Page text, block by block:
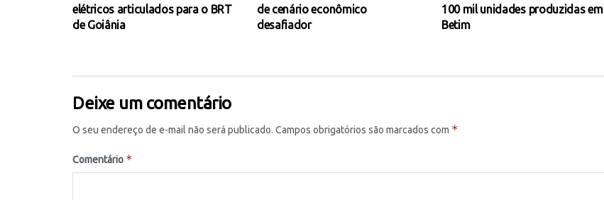
elétricos articulados para o BRT
de Goiânia
de cenário econômico
desafiador
100 mil unidades produzidas em
Betim
Deixe um comentário
O seu endereço de e-mail não será publicado. Campos obrigatórios são marcados com *
Comentário *